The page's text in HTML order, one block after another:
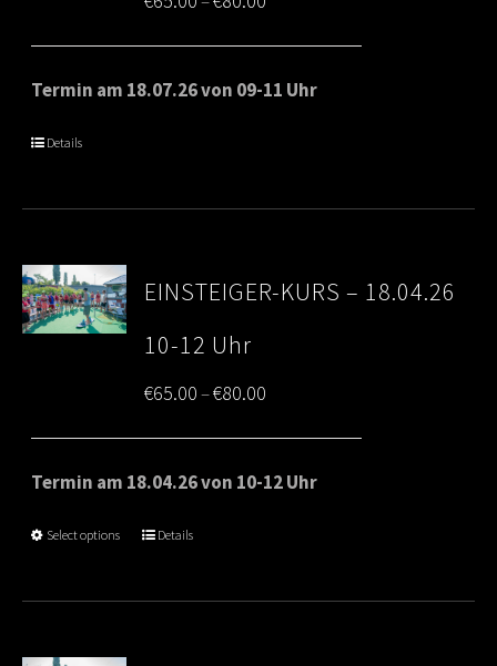
range:
€65.00
Termin am 18.07.26 von 09-11 Uhr
Details
EINSTEIGER-KURS – 18.04.26
10-12 Uhr
€65.00–€80.00
range:
€65.00
Termin am 18.04.26 von 10-12 Uhr
Select options Details